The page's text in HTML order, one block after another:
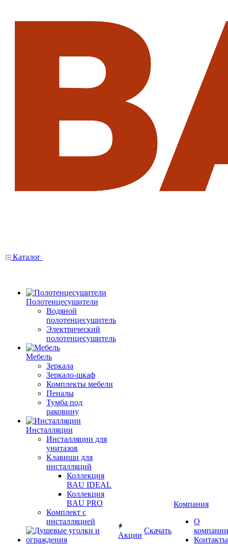
Каталог
Полотенцесушители
Водяной
полотенцесушитель
Электрический
полотенцесушитель
Мебель
Зеркала
Зеркало-шкаф
Комплекты мебели
Пеналы
Тумба под
раковину
Инсталляции
Инсталляции для
унитазов
Клавиши для
инсталляций
Коллекция
BAU IDEAL
Коллекция
BAU PRO
Комплект с
инсталляцией
Акции
Скачать
Компания
О
компании
Контакты